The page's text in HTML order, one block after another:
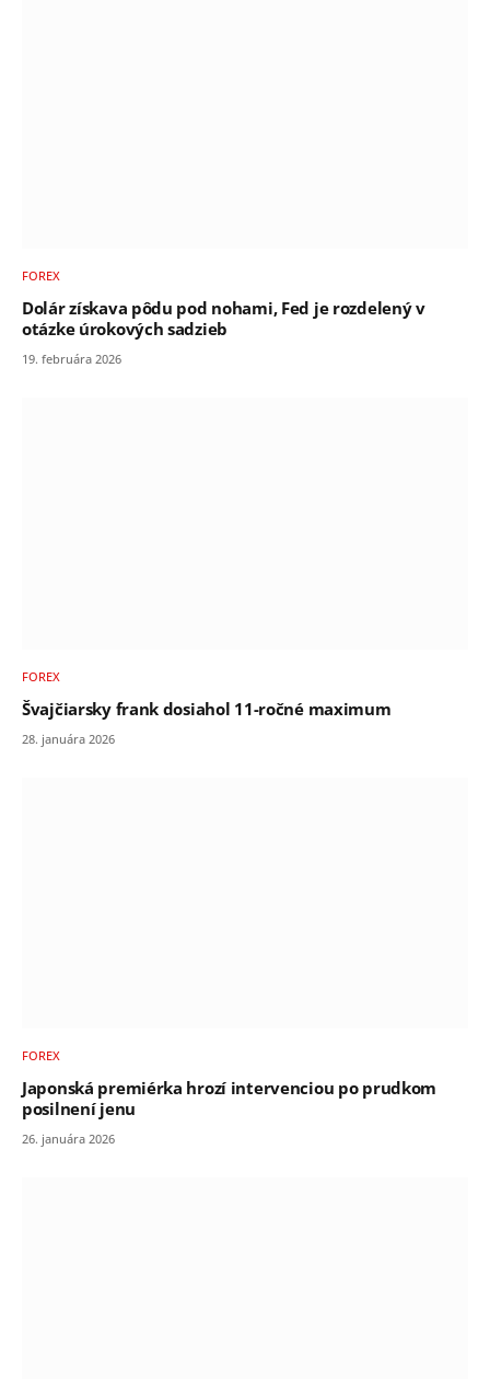
FOREX
Dolár získava pôdu pod nohami, Fed je rozdelený v
otázke úrokových sadzieb
19. februára 2026
FOREX
Švajčiarsky frank dosiahol 11-ročné maximum
28. januára 2026
FOREX
Japonská premiérka hrozí intervenciou po prudkom
posilnení jenu
26. januára 2026